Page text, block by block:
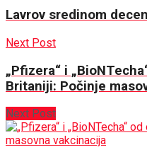
Lavrov sredinom
Next Post
„Pfizera“ i
Britaniji: Počinje
Next Post